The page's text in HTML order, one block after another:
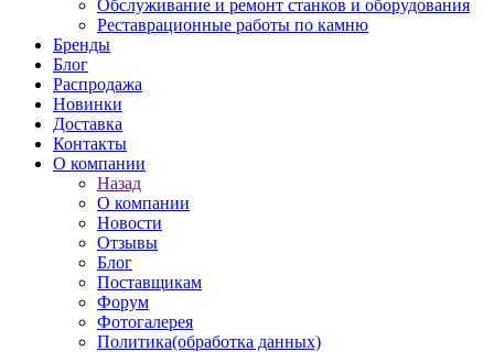
Обслуживание и ремонт станков и оборудования
Реставрационные работы по камню
Бренды
Блог
Распродажа
Новинки
Доставка
Контакты
О компании
Назад
О компании
Новости
Отзывы
Блог
Поставщикам
Форум
Фотогалерея
Политика(обработка данных)